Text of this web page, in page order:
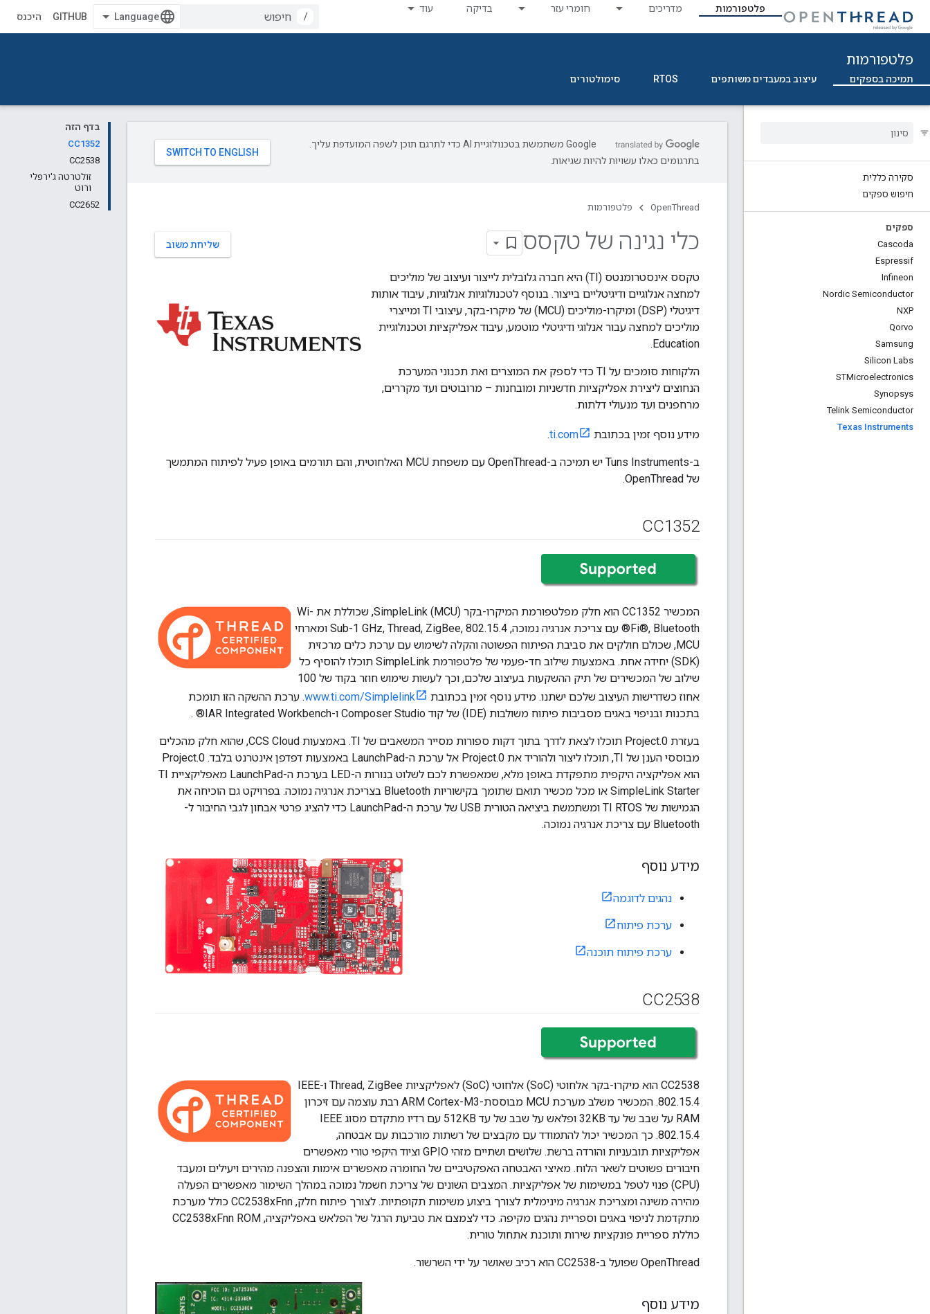
פלטפורמות מדריכים חומרי עזר בדיקה עוד
/
GITHUB היכנס
פלטפורמות
תמיכה בספקים עיצוב במעבדים משותפים RTOS סימולטורים
סקירה כללית
חיפוש ספקים
ספקים
Cascoda
Espressif
Infineon
Nordic Semiconductor
NXP
Qorvo
Samsung
Silicon Labs
STMicroelectronics
Synopsys
Telink Semiconductor
Texas Instruments
בדף הזה
CC1352
CC2538
זולטרטה ג'ירפלי
ורוט
CC2652
‫Google משתמשת בטכנולוגיית AI כדי לתרגם תוכן לשפה המועדפת עליך.
בתרגומים כאלו עשויות להיות שגיאות.
OpenThread פלטפורמות
שליחת משוב כלי נגינה של טקסס
טקסס אינסטרומנטס (TI) היא חברה גלובלית לייצור ועיצוב של מוליכים
למחצה אנלוגיים ודיגיטליים בייצור. בנוסף לטכנולוגיות אנלוגיות, עיבוד אותות
דיגיטלי (DSP) ומיקרו-מוליכים (MCU) של מיקרו-בקר, עיצובי TI ומייצרי
מוליכים למחצה עבור אנלוגי ודיגיטלי מוטמע, עיבוד אפליקציות וטכנולוגיית
Education.
הלקוחות סומכים על TI כדי לספק את המוצרים ואת תכנוני המערכת
הנחוצים ליצירת אפליקציות חדשניות ומובחנות – מרובוטים ועד מקררים,
מרחפנים ועד מנעולי דלתות.
מידע נוסף זמין בכתובת ti.com
.
ב-Tuns Instruments יש תמיכה ב-OpenThread עם משפחת MCU האלחוטית, והם תורמים באופן פעיל לפיתוח המתמשך
של OpenThread.
CC1352
המכשיר CC1352 הוא חלק מפלטפורמת המיקרו-בקר (MCU) SimpleLink, שכוללת את Wi-
Fi®, Bluetooth® עם צריכת אנרגיה נמוכה, Sub-1 GHz, Thread, ZigBee, 802.15.4 ומארחי
MCU, שכולם חולקים את סביבת הפיתוח הפשוטה והקלה לשימוש עם ערכת כלים מרכזית
(SDK) יחידה אחת. באמצעות שילוב חד-פעמי של פלטפורמת SimpleLink תוכלו להוסיף כל
שילוב של המכשירים של תיק ההשקעות בעיצוב שלכם, וכך לעשות שימוש חוזר בקוד של 100
אחוז כשדרישות העיצוב שלכם ישתנו. מידע נוסף זמין בכתובת
www.ti.com/Simplelink. ערכת ההשקה הזו תומכת
בתכנות ובניפוי באגים מסביבות פיתוח משולבות (IDE) של קוד Composer Studio ו-IAR Integrated Workbench® .
בעזרת Project.0 תוכלו לצאת לדרך בתוך דקות ספורות מסייר המשאבים של TI. באמצעות CCS Cloud, שהוא חלק מהכלים
מבוססי הענן של TI, תוכלו ליצור ולהוריד את Project.0 אל ערכת ה-LaunchPad באמצעות דפדפן אינטרנט בלבד. Project.0
הוא אפליקציה היקפית מתפקדת באופן מלא, שמאפשרת לכם לשלוט בנורות ה-LED בערכת ה-LaunchPad מאפליקציית TI
SimpleLink Starter או מכל מכשיר תואם שתומך בקישוריות Bluetooth בצריכת אנרגיה נמוכה. בפרויקט גם הוכיחה את
הגמישות של TI RTOS ומשתמשת ביציאה הטורית USB של ערכת ה-LaunchPad כדי להציג פרטי אבחון לגבי החיבור ל-
Bluetooth עם צריכת אנרגיה נמוכה.
מידע נוסף
נהגים לדוגמה
ערכת פיתוח
ערכת פיתוח תוכנה
CC2538
CC2538 הוא מיקרו-בקר אלחוטי (SoC) אלחוטי (SoC) לאפליקציות Thread, ZigBee ו-IEEE
802.15.4. המכשיר משלב מערכת MCU מבוססת-ARM Cortex-M3 רבת עוצמה עם זיכרון
RAM על שבב של עד 32KB ופלאש על שבב של עד 512KB עם רדיו מתקדם מסוג IEEE
802.15.4. כך המכשיר יכול להתמודד עם מקבצים של רשתות מורכבות עם אבטחה,
אפליקציות תובעניות והורדה ברשת. שלושים ושתיים מזהי GPIO וציוד היקפי טורי מאפשרים
חיבורים פשוטים לשאר הלוח. מאיצי האבטחה האפקטיביים של החומרה מאפשרים אימות והצפנה מהירים ויעילים ומעבד
(CPU) פנוי לטפל במשימות של אפליקציות. המצבים השונים של צריכת חשמל נמוכה במהלך השימור מאפשרים הפעלה
מהירה משינה ומצריכת אנרגיה מינימלית לצורך ביצוע משימות תקופתיות. לצורך פיתוח חלק, CC2538xFnn כולל מערכת
מתקדמת לניפוי באגים וספריית נהגים מקיפה. כדי לצמצם את טביעת הרגל של הפלאש באפליקציה, CC2538xFnn ROM
כוללת ספריית פונקציות שירות ותוכנת אתחול טורית.
OpenThread שפועל ב-CC2538 הוא רכיב שאושר על ידי השרשור.
מידע נוסף